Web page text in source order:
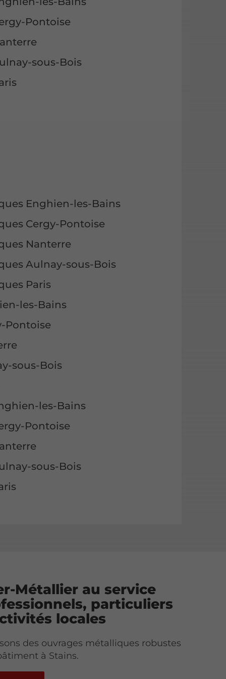
Pontoise
sous-Bois
Enghien-les-Bains
Cergy-Pontoise
Nanterre
Aulnay-sous-Bois
Paris
les-Bains
Pontoise
sous-Bois
les-Bains
Pontoise
sous-Bois
Métallier au service
particuliers
locales
des ouvrages métalliques robustes
à Stains.